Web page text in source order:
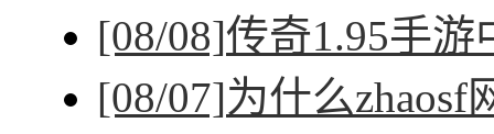
[08/08]传奇1.95手
[08/07]为什么